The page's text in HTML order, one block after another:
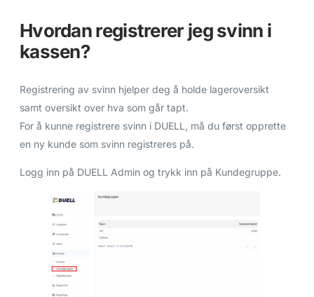
Hvordan registrerer jeg svinn i
kassen?
Registrering av svinn hjelper deg å holde lageroversikt
samt oversikt over hva som går tapt.
For å kunne registrere svinn i DUELL, må du først opprette
en ny kunde som svinn registreres på.
Logg inn på DUELL Admin og trykk inn på Kundegruppe.